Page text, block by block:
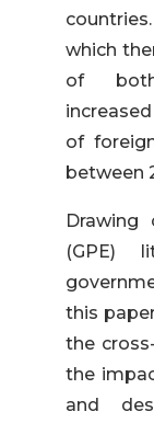
which
of both
of
between
Drawing
(GPE)
this
the
the
and